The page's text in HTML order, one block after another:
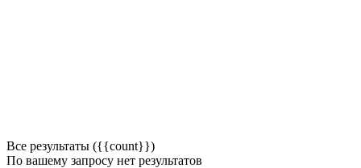
Все результаты ({{count}})
По вашему запросу нет результатов